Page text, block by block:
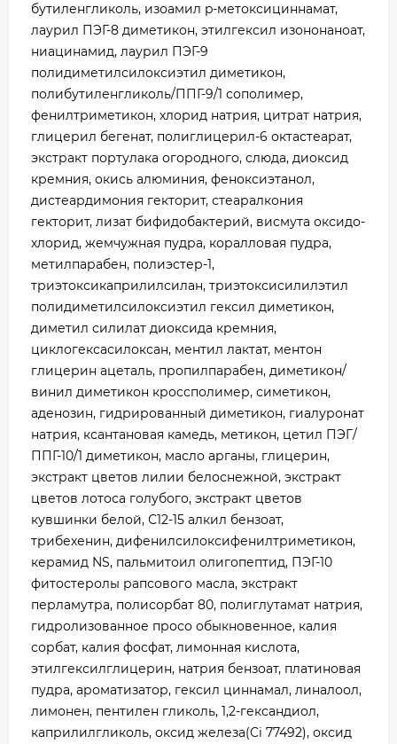
бутиленгликоль, изоамил p-метоксициннамат,
лаурил ПЭГ-8 диметикон, этилгексил изононаноат,
ниацинамид, лаурил ПЭГ-9
полидиметилсилоксиэтил диметикон,
полибутиленгликоль/ППГ-9/1 сополимер,
фенилтриметикон, хлорид натрия, цитрат натрия,
глицерил бегенат, полиглицерил-6 октастеарат,
экстракт портулака огородного, слюда, диоксид
кремния, окись алюминия, феноксиэтанол,
дистеардимония гекторит, стеаралкония
гекторит, лизат бифидобактерий, висмута оксидо-
хлорид, жемчужная пудра, коралловая пудра,
метилпарабен, полиэстер-1,
триэтоксикаприлилсилан, триэтоксисилилэтил
полидиметилсилоксиэтил гексил диметикон,
диметил силилат диоксида кремния,
циклогексасилоксан, ментил лактат, ментон
глицерин ацеталь, пропилпарабен, диметикон/
винил диметикон кроссполимер, симетикон,
аденозин, гидрированный диметикон, гиалуронат
натрия, ксантановая камедь, метикон, цетил ПЭГ/
ППГ-10/1 диметикон, масло арганы, глицерин,
экстракт цветов лилии белоснежной, экстракт
цветов лотоса голубого, экстракт цветов
кувшинки белой, С12-15 алкил бензоат,
трибехенин, дифенилсилоксифенилтриметикон,
керамид NS, пальмитоил олигопептид, ПЭГ-10
фитостеролы рапсового масла, экстракт
перламутра, полисорбат 80, полиглутамат натрия,
гидролизованное просо обыкновенное, калия
сорбат, калия фосфат, лимонная кислота,
этилгексилглицерин, натрия бензоат, платиновая
пудра, ароматизатор, гексил циннамал, линалоол,
лимонен, пентилен гликоль, 1,2-гександиол,
каприлилгликоль, оксид железа(Ci 77492), оксид